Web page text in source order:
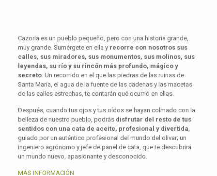
Cazorla es un pueblo pequeño, pero con una historia grande,
muy grande. Sumérgete en ella y recorre con nosotros sus
calles, sus miradores, sus monumentos, sus molinos, sus
leyendas, su río y su rincón más profundo, mágico y
secreto. Un recorrido en el que las piedras de las ruinas de
Santa María, el agua de la fuente de las cadenas y las macetas
de las calles estrechas, te contarán qué ocurrió en ellas.
Después, cuando tus ojos y tus oídos se hayan colmado con la
belleza de nuestro pueblo, podrás disfrutar del resto de tus
sentidos con una cata de aceite, profesional y divertida,
guiado por un auténtico profesional del mundo del olivar; un
ingeniero agrónomo y jefe de panel de cata, que te descubrirá
un mundo nuevo, apasionante y desconocido.
MÁS INFORMACIÓN